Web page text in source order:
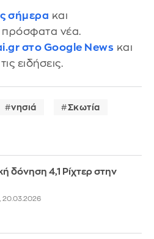
σήμερα και
πρόσφατα νέα.
στο Google News και
ειδήσεις.
νησιά Σκωτία
δόνηση 4,1 Ρίχτερ στην
20.03.2026